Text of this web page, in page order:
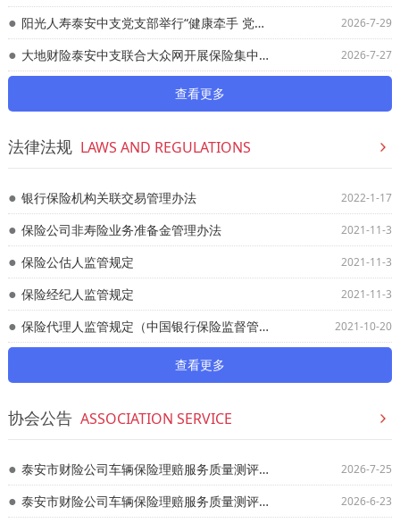
阳光人寿泰安中支党支部举行“健康牵手 党建连心”活动 2026-7-29
大地财险泰安中支联合大众网开展保险集中宣传活动 2026-7-27
查看更多
法律法规 LAWS AND REGULATIONS
银行保险机构关联交易管理办法 2022-1-17
保险公司非寿险业务准备金管理办法 2021-11-3
保险公估人监管规定 2021-11-3
保险经纪人监管规定 2021-11-3
保险代理人监管规定（中国银行保险监督管理委员会令2020年第11号） 2021-10-20
查看更多
协会公告 ASSOCIATION SERVICE
泰安市财险公司车辆保险理赔服务质量测评结果公示（2026年6月) 2026-7-25
泰安市财险公司车辆保险理赔服务质量测评结果（2026年5月) 2026-6-23